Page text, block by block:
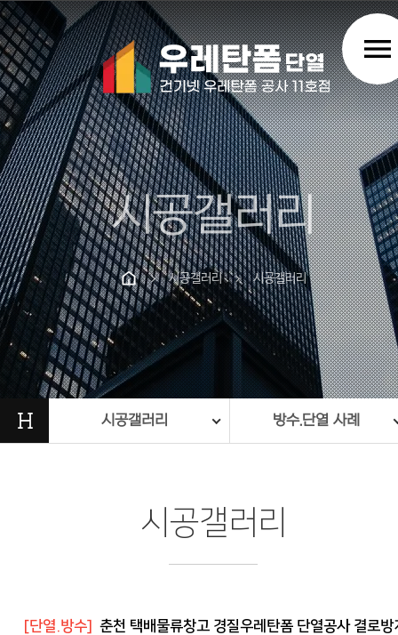
menu
시공갤러리
chevron_right 시공갤러리 chevron_right 시공갤러리
H 시공갤러리 방수.단열 사례
시공갤러리
[단열.방수]
춘천 택배물류창고 경질우레탄폼 단열공사 결로방